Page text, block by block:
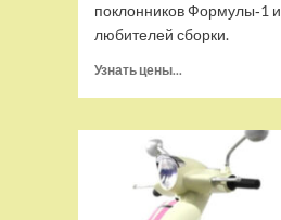
поклонников Формулы‑1 и
любителей сборки.
Узнать цены...
(EU)
Конструктор-
автомобиль
LEGO
Speed